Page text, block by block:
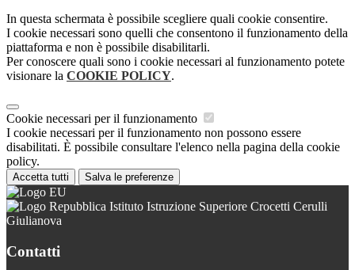
In questa schermata è possibile scegliere quali cookie consentire.
I cookie necessari sono quelli che consentono il funzionamento della
piattaforma e non è possibile disabilitarli.
Per conoscere quali sono i cookie necessari al funzionamento potete
visionare la COOKIE POLICY.
Cookie necessari per il funzionamento
I cookie necessari per il funzionamento non possono essere
disabilitati. È possibile consultare l'elenco nella pagina della cookie
policy.
Accetta tutti Salva le preferenze
Istituto Istruzione Superiore Crocetti Cerulli
Giulianova
Contatti